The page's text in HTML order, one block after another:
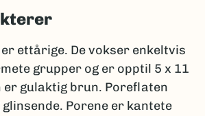
er ettårige. De vokser enkeltvis
grupper og er opptil 5 x 11
er gulaktig brun. Poreflaten
Porene er kantete